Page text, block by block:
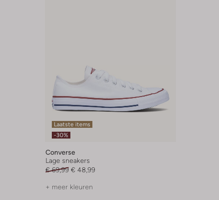
Laatste items
-30%
Converse
Lage sneakers
€ 69,99 € 48,99
+ meer kleuren